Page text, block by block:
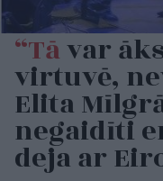
“Tāvar
virtuvē,
Elita
negaidīti
deja ar